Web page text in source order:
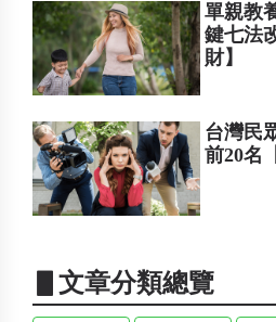
單親教
鍵七法
財】
台灣民
前20名
▋文章分類總覽